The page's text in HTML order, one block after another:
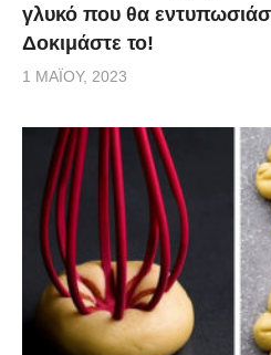
γλυκό που θα
Δοκιμάστε το!
1 ΜΑΪ́ΟΥ, 2023